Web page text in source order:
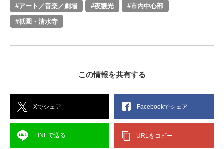
#アート／音楽／劇場 #夜観光 #市内中心部
#祇園・清水寺
この情報を共有する
Xでシェア Facebookでシェア
LINEで送る URLをコピー